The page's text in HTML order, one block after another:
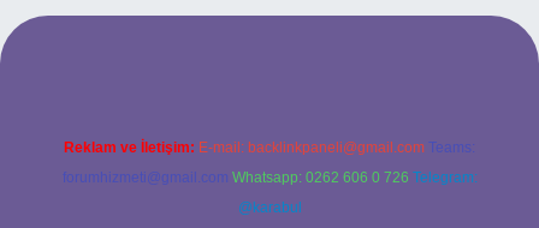
Reklam ve İletişim: E-mail: backlinkpaneli@gmail.com Teams:
forumhizmeti@gmail.com Whatsapp: 0262 606 0 726 Telegram:
@karabul